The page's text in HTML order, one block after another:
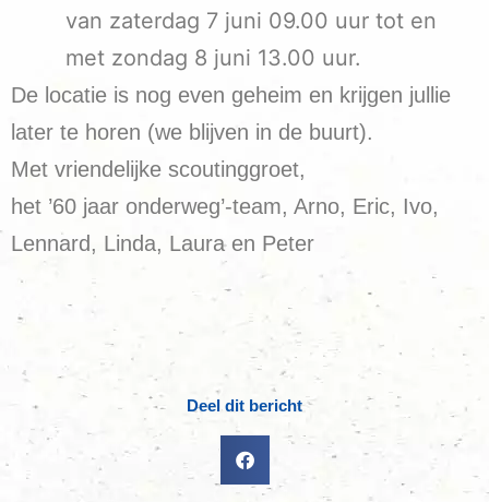
van zaterdag 7 juni 09.00 uur tot en
met zondag 8 juni 13.00 uur.
De locatie is nog even geheim en krijgen jullie
later te horen (we blijven in de buurt).
Met vriendelijke scoutinggroet,
het ’60 jaar onderweg’-team, Arno, Eric, Ivo,
Lennard, Linda, Laura en Peter
Deel dit bericht